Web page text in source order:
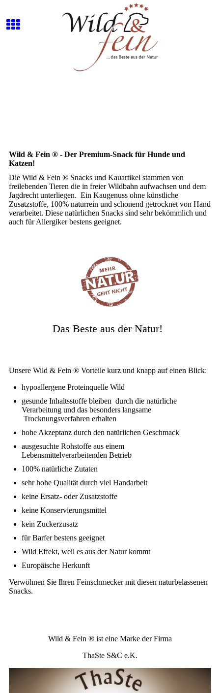
Wild & Fein ® - Der Premium-Snack für Hunde und
Katzen!
Die Wild & Fein ® Snacks und Kauartikel stammen von
freilebenden Tieren die in freier Wildbahn aufwachsen und dem
Jagdrecht unterliegen. Ein Kaugenuss ohne künstliche
Zusatzstoffe, 100% naturrein und schonend getrocknet von Hand
verarbeitet. Diese natürlichen Snacks sind sehr bekömmlich und
auch für Allergiker bestens geeignet.
Das Beste aus der Natur!
Unsere Wild & Fein ® Vorteile kurz und knapp auf einen Blick:
hypoallergene Proteinquelle Wild
gesunde Inhaltsstoffe bleiben durch die natürliche
Verarbeitung und das besonders langsame
Trocknungsverfahren erhalten
hohe Akzeptanz durch den natürlichen Geschmack
ausgesuchte Rohstoffe aus einem
Lebensmittelverarbeitenden Betrieb
100% natürliche Zutaten
sehr hohe Qualität durch viel Handarbeit
keine Ersatz- oder Zusatzstoffe
keine Konservierungsmittel
kein Zuckerzusatz
für Barfer bestens geeignet
Wild Effekt, weil es aus der Natur kommt
Europäische Herkunft
Verwöhnen Sie Ihren Feinschmecker mit diesen naturbelassenen
Snacks.
Wild & Fein ® ist eine Marke der Firma
ThaSte S&C e.K.